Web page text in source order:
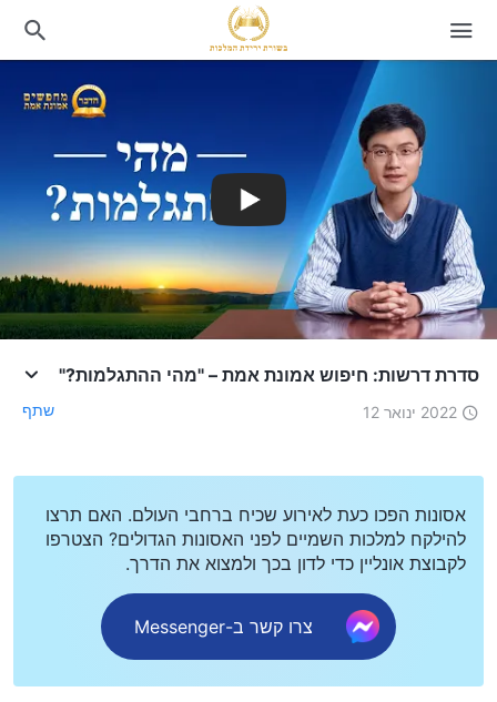
סדרת דרשות: חיפוש אמונת אמת – "מהי ההתגלמות?"
2022 ינואר 12 שתף
אסונות הפכו כעת לאירוע שכיח ברחבי העולם. האם תרצו
להילקח למלכות השמיים לפני האסונות הגדולים? הצטרפו
לקבוצת אונליין כדי לדון בכך ולמצוא את הדרך.
צרו קשר ב-Messenger